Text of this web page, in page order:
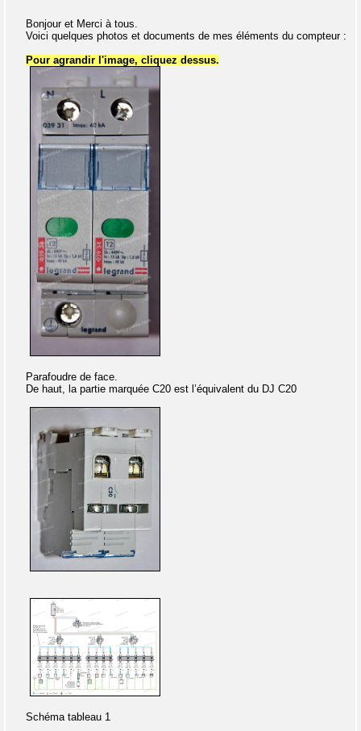
Bonjour et Merci à tous.
Voici quelques photos et documents de mes éléments du compteur :
Pour agrandir l'image, cliquez dessus.
Parafoudre de face.
De haut, la partie marquée C20 est l’équivalent du DJ C20
Schéma tableau 1